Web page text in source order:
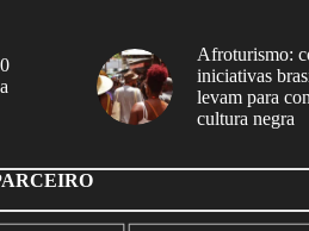
Afroturismo:
iniciativas
levam para
cultura negra